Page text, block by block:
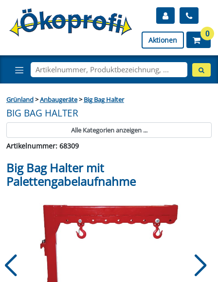
Aktionen
0
Grünland>Anbaugeräte>Big Bag Halter
BIG BAG HALTER
Alle Kategorien anzeigen ...
Artikelnummer: 68309
Big Bag Halter mit
Palettengabelaufnahme